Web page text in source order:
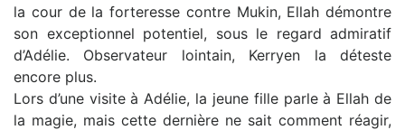
la cour de la forteresse contre Mukin, Ellah démontre
son exceptionnel potentiel, sous le regard admiratif
d’Adélie. Observateur lointain, Kerryen la déteste
encore plus.
Lors d’une visite à Adélie, la jeune fille parle à Ellah de
la magie, mais cette dernière ne sait comment réagir,